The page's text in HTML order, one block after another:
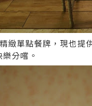
緻單點餐牌，現也
分嚐。